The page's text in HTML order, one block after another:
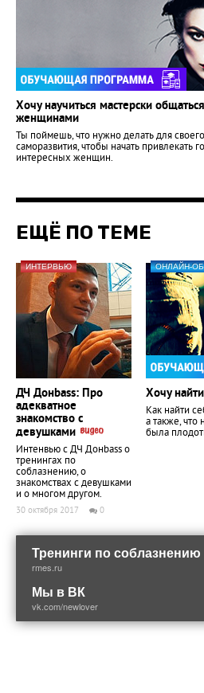
Хочу научиться мастерски
женщинами
Ты поймешь, что нужно делать для своего
саморазвития, чтобы начать привлекать
интересных женщин.
ЕЩЁ ПО ТЕМЕ
ИНТЕРВЬЮ
ДЧ Донbass: Про
адекватное
знакомство с
девушками
Интенвью с ДЧ Донbass о
тренингах по
соблазнению, о
знакомствах с девушками
и о многом другом.
30 октября 2017 0
ОНЛАЙН-
Хочу
Как найти
а также,
была
Тренинги по соблазнению
rmes.ru
Мы в ВК
vk.com/newlover